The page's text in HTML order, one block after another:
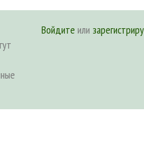
Войдите или